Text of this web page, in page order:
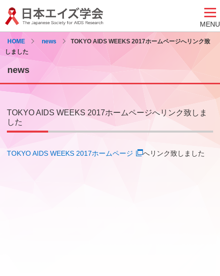
MENU
HOME news
TOKYO AIDS WEEKS 2017ホームページへリンク致
しました
news
TOKYO AIDS WEEKS 2017ホームページへリンク致しま
した
TOKYO AIDS WEEKS 2017ホームページ へリンク致しました